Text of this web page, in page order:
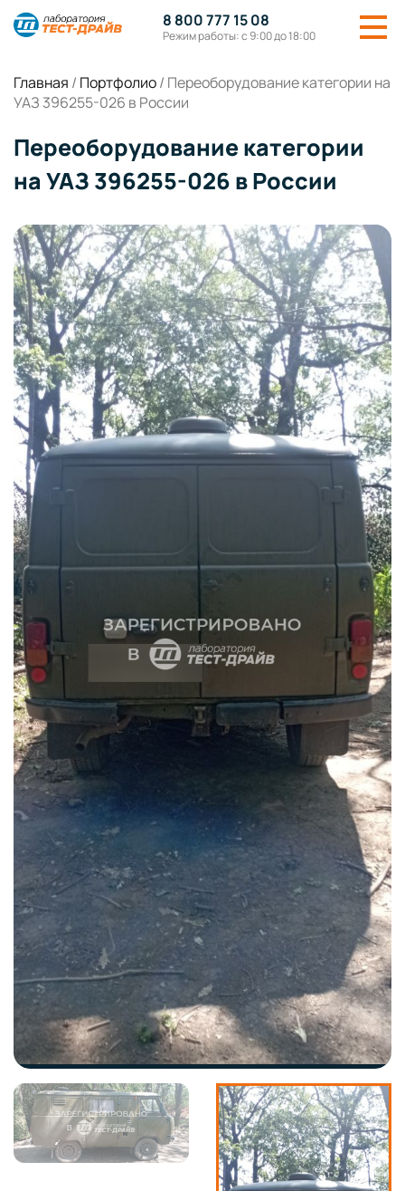
8 800 777 15 08
Режим работы: с 9:00 до 18:00
Главная / Портфолио/ Переоборудование категории на
УАЗ 396255-026 в России
Переоборудование категории
на УАЗ 396255-026 в России